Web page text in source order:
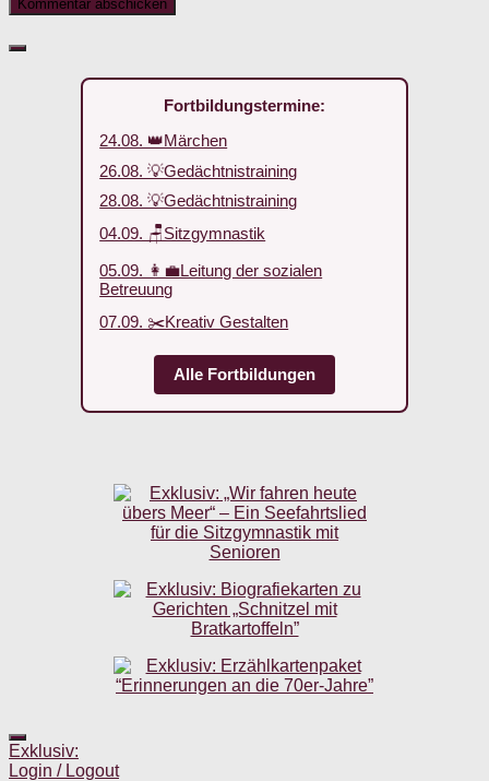
Fortbildungstermine:
24.08. 👑Märchen
26.08. 💡Gedächtnistraining
28.08. 💡Gedächtnistraining
04.09. 🪑Sitzgymnastik
05.09. 👩‍💼Leitung der sozialen
Betreuung
07.09. ✂️Kreativ Gestalten
Alle Fortbildungen
Exklusiv:
Login / Logout